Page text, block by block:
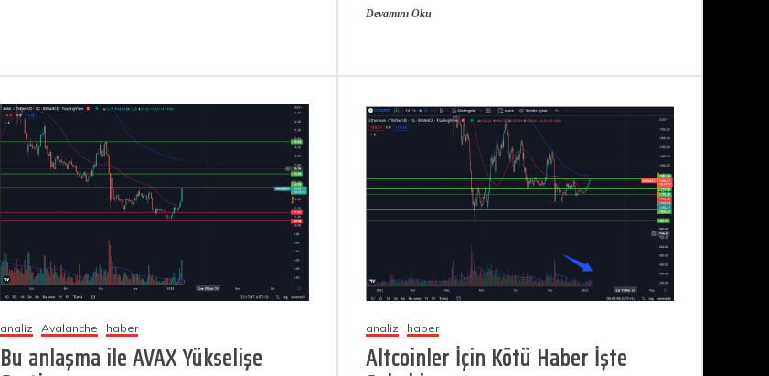
Devamını Oku
analiz Avalanche haber
Bu anlaşma ile AVAX Yükselişe
analiz haber
Altcoinler İçin Kötü Haber İşte